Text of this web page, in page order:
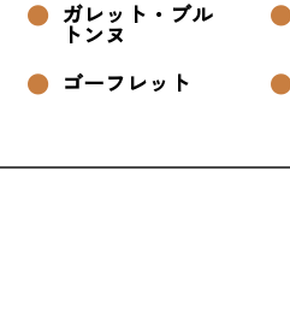
ガレット・ブル
トンヌ
ゴーフレット